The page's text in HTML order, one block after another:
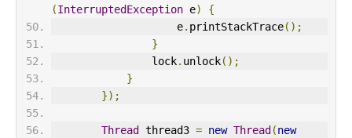
(InterruptedException e)
{
                    e
. printStackTrace();
}
                lock
. unlock();
}
});
Thread thread3 = new Thread (new